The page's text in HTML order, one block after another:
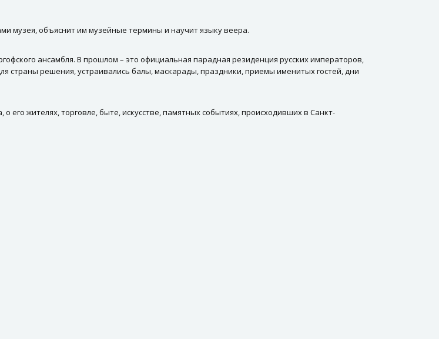
музея, объяснит им музейные термины и научит языку веера.
ансамбля. В прошлом – это официальная парадная резиденция русских императоров,
решения, устраивались балы, маскарады, праздники, приемы именитых гостей, дни
его жителях, торговле, быте, искусстве, памятных событиях, происходивших в Санкт-